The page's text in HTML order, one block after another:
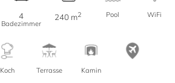
4
Badezimmer
240 m2 Pool WiFi
Koch Terrasse Kamin